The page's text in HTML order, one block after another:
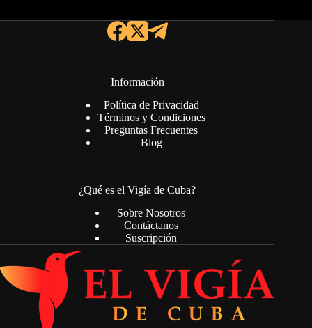
Información
Política de Privacidad
Términos y Condiciones
Preguntas Frecuentes
Blog
¿Qué es el Vigía de Cuba?
Sobre Nosotros
Contáctanos
Suscripción